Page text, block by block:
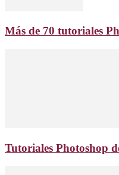
Más de 70 tutoriales
Tutoriales Photoshop